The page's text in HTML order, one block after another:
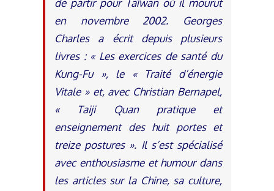
de partir pour Taïwan où il mourut
en novembre 2002. Georges
Charles a écrit depuis plusieurs
livres : « Les exercices de santé du
Kung-Fu », le « Traité d’énergie
Vitale » et, avec Christian Bernapel,
« Taiji Quan pratique et
enseignement des huit portes et
treize postures ». Il s’est spécialisé
avec enthousiasme et humour dans
les articles sur la Chine, sa culture,